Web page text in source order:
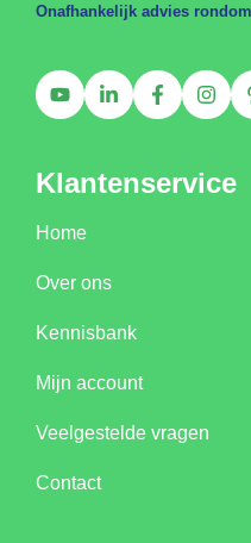
Onafhankelijk advies
Klantenservice
Home
Over ons
Kennisbank
Mijn account
Veelgestelde vragen
Contact